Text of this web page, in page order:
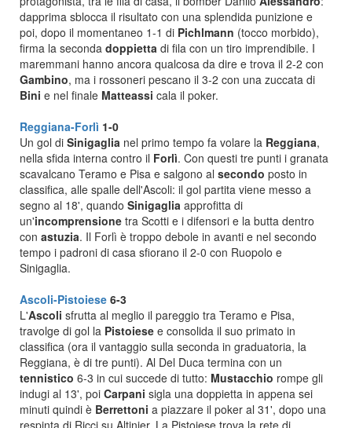
dapprima sblocca il risultato con una splendida punizione e
poi, dopo il momentaneo 1-1 di Pichlmann (tocco morbido),
firma la seconda doppietta di fila con un tiro imprendibile. I
maremmani hanno ancora qualcosa da dire e trova il 2-2 con
Gambino, ma i rossoneri pescano il 3-2 con una zuccata di
Bini e nel finale Matteassi cala il poker.
Reggiana-Forlì 1-0
Un gol di Sinigaglia nel primo tempo fa volare la Reggiana,
nella sfida interna contro il Forlì. Con questi tre punti i granata
scavalcano Teramo e Pisa e salgono al secondo posto in
classifica, alle spalle dell'Ascoli: il gol partita viene messo a
segno al 18', quando Sinigaglia approfitta di
un'incomprensione tra Scotti e i difensori e la butta dentro
con astuzia. Il Forlì è troppo debole in avanti e nel secondo
tempo i padroni di casa sfiorano il 2-0 con Ruopolo e
Sinigaglia.
Ascoli-Pistoiese 6-3
L'Ascoli sfrutta al meglio il pareggio tra Teramo e Pisa,
travolge di gol la Pistoiese e consolida il suo primato in
classifica (ora il vantaggio sulla seconda in graduatoria, la
Reggiana, è di tre punti). Al Del Duca termina con un
tennistico 6-3 in cui succede di tutto: Mustacchio rompe gli
indugi al 13', poi Carpani sigla una doppietta in appena sei
minuti quindi è Berrettoni a piazzare il poker al 31', dopo una
respinta di Ricci su Altinier. La Pistoiese trova la rete di